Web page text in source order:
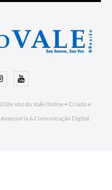
Youtube
Voz do Vale Online• Criado e
& Comunicação Digital.